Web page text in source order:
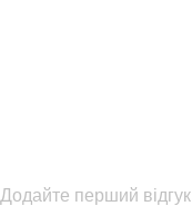
Додайте перший відгук